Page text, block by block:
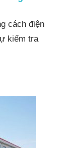
cách điện
kiểm tra